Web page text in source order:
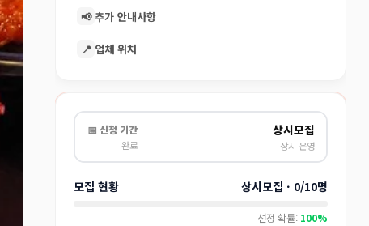
📢 추가 안내사항
📍 업체 위치
📅 신청 기간
완료
상시모집
상시 운영
모집 현황 상시모집 · 0/10명
선정 확률: 100%